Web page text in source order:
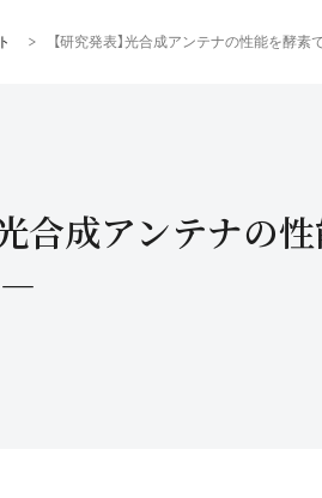
【研究発表】光合成アンテナの性能を
光合成アンテナ
―